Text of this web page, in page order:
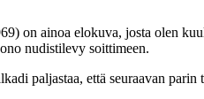
on ainoa elokuva, josta olen
nudistilevy soittimeen.
paljastaa, että seuraavan